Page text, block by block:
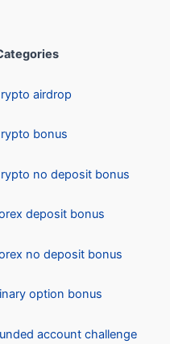
Categories:
Crypto airdrop
Crypto bonus
Crypto no deposit bonus
Forex deposit bonus
Forex no deposit bonus
Binary option bonus
Funded account challenge